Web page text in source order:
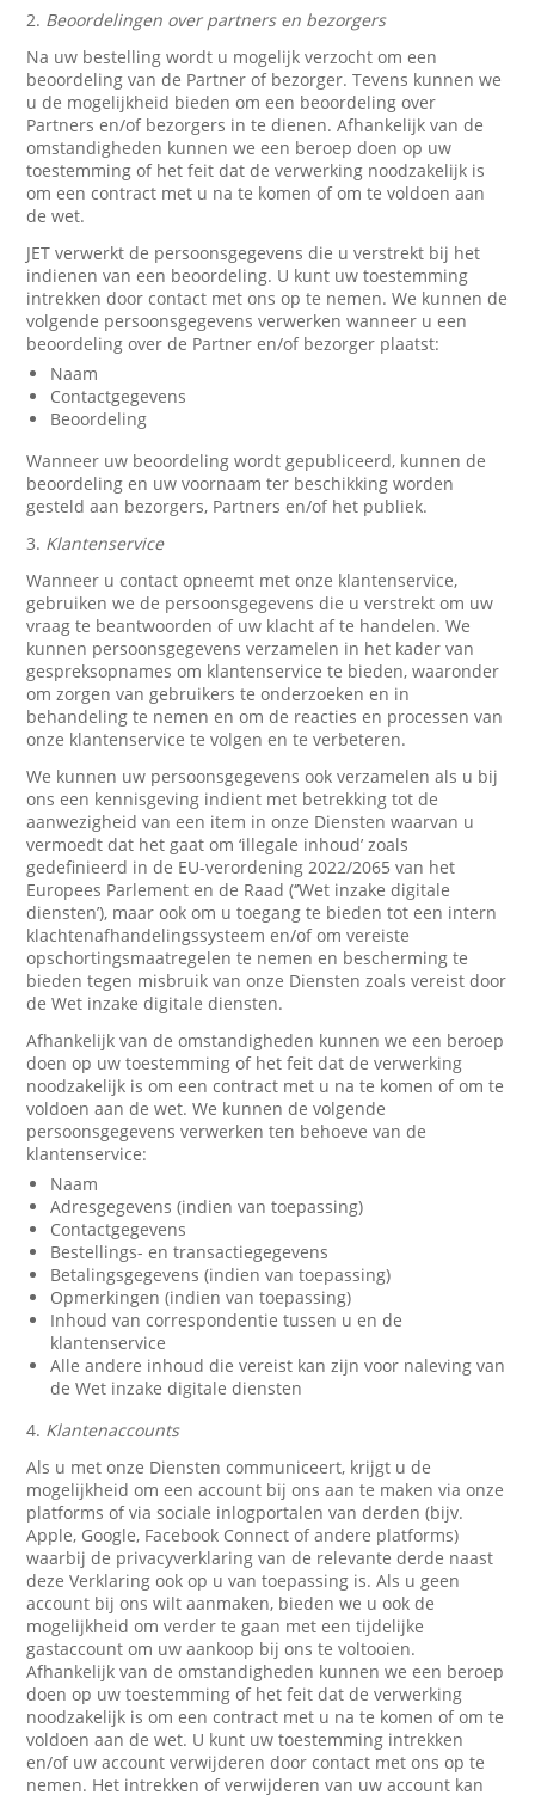
2. Beoordelingen over partners en bezorgers
Na uw bestelling wordt u mogelijk verzocht om een
beoordeling van de Partner of bezorger. Tevens kunnen we
u de mogelijkheid bieden om een beoordeling over
Partners en/of bezorgers in te dienen. Afhankelijk van de
omstandigheden kunnen we een beroep doen op uw
toestemming of het feit dat de verwerking noodzakelijk is
om een contract met u na te komen of om te voldoen aan
de wet.
JET verwerkt de persoonsgegevens die u verstrekt bij het
indienen van een beoordeling. U kunt uw toestemming
intrekken door contact met ons op te nemen. We kunnen de
volgende persoonsgegevens verwerken wanneer u een
beoordeling over de Partner en/of bezorger plaatst:
Naam
Contactgegevens
Beoordeling
Wanneer uw beoordeling wordt gepubliceerd, kunnen de
beoordeling en uw voornaam ter beschikking worden
gesteld aan bezorgers, Partners en/of het publiek.
3. Klantenservice
Wanneer u contact opneemt met onze klantenservice,
gebruiken we de persoonsgegevens die u verstrekt om uw
vraag te beantwoorden of uw klacht af te handelen. We
kunnen persoonsgegevens verzamelen in het kader van
gespreksopnames om klantenservice te bieden, waaronder
om zorgen van gebruikers te onderzoeken en in
behandeling te nemen en om de reacties en processen van
onze klantenservice te volgen en te verbeteren.
We kunnen uw persoonsgegevens ook verzamelen als u bij
ons een kennisgeving indient met betrekking tot de
aanwezigheid van een item in onze Diensten waarvan u
vermoedt dat het gaat om ‘illegale inhoud’ zoals
gedefinieerd in de EU-verordening 2022/2065 van het
Europees Parlement en de Raad (‘’Wet inzake digitale
diensten’), maar ook om u toegang te bieden tot een intern
klachtenafhandelingssysteem en/of om vereiste
opschortingsmaatregelen te nemen en bescherming te
bieden tegen misbruik van onze Diensten zoals vereist door
de Wet inzake digitale diensten.
Afhankelijk van de omstandigheden kunnen we een beroep
doen op uw toestemming of het feit dat de verwerking
noodzakelijk is om een contract met u na te komen of om te
voldoen aan de wet. We kunnen de volgende
persoonsgegevens verwerken ten behoeve van de
klantenservice:
Naam
Adresgegevens (indien van toepassing)
Contactgegevens
Bestellings- en transactiegegevens
Betalingsgegevens (indien van toepassing)
Opmerkingen (indien van toepassing)
Inhoud van correspondentie tussen u en de
klantenservice
Alle andere inhoud die vereist kan zijn voor naleving van
de Wet inzake digitale diensten
4. Klantenaccounts
Als u met onze Diensten communiceert, krijgt u de
mogelijkheid om een account bij ons aan te maken via onze
platforms of via sociale inlogportalen van derden (bijv.
Apple, Google, Facebook Connect of andere platforms)
waarbij de privacyverklaring van de relevante derde naast
deze Verklaring ook op u van toepassing is. Als u geen
account bij ons wilt aanmaken, bieden we u ook de
mogelijkheid om verder te gaan met een tijdelijke
gastaccount om uw aankoop bij ons te voltooien.
Afhankelijk van de omstandigheden kunnen we een beroep
doen op uw toestemming of het feit dat de verwerking
noodzakelijk is om een contract met u na te komen of om te
voldoen aan de wet. U kunt uw toestemming intrekken
en/of uw account verwijderen door contact met ons op te
nemen. Het intrekken of verwijderen van uw account kan